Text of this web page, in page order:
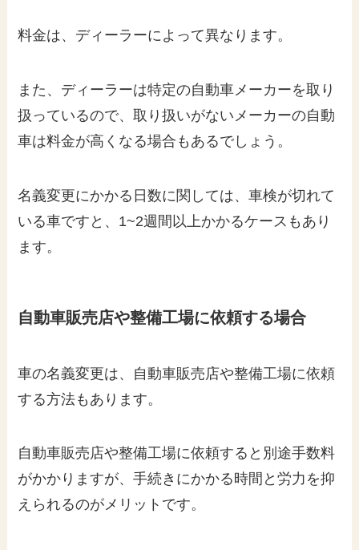
料金は、ディーラーによって異なります。
また、ディーラーは特定の自動車メーカーを取り
扱っているので、取り扱いがないメーカーの自動
車は料金が高くなる場合もあるでしょう。
名義変更にかかる日数に関しては、車検が切れて
いる車ですと、1~2週間以上かかるケースもあり
ます。
自動車販売店や整備工場に依頼する場合
車の名義変更は、自動車販売店や整備工場に依頼
する方法もあります。
自動車販売店や整備工場に依頼すると別途手数料
がかかりますが、手続きにかかる時間と労力を抑
えられるのがメリットです。